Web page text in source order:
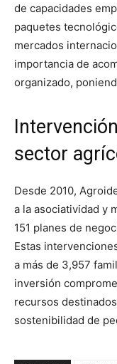
de capacidades
paquetes
mercados
importancia de
organizado,
sector
Desde 2010,
a la asociatividad y
151 planes de
Estas
a más de 3,957
inversión
recursos
sostenibilidad de